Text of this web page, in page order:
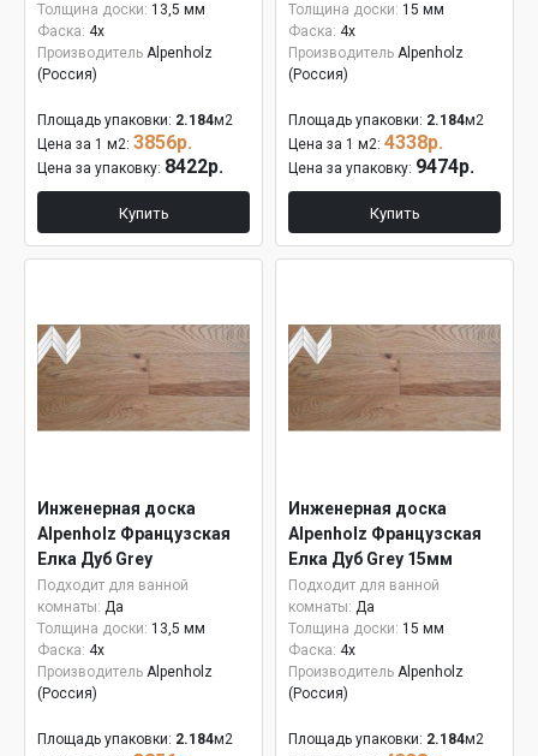
Толщина доски: 13,5 мм
Фаска: 4x
Производитель Alpenholz
(Россия)
Площадь упаковки: 2.184м2
Цена за 1 м2: 3856р.
Цена за упаковку: 8422р.
Купить
Толщина доски: 15 мм
Фаска: 4x
Производитель Alpenholz
(Россия)
Площадь упаковки: 2.184м2
Цена за 1 м2: 4338р.
Цена за упаковку: 9474р.
Купить
Инженерная доска
Alpenholz Французская
Елка Дуб Grey
Подходит для ванной
комнаты: Да
Толщина доски: 13,5 мм
Фаска: 4x
Производитель Alpenholz
(Россия)
Площадь упаковки: 2.184м2
Инженерная доска
Alpenholz Французская
Елка Дуб Grey 15мм
Подходит для ванной
комнаты: Да
Толщина доски: 15 мм
Фаска: 4x
Производитель Alpenholz
(Россия)
Площадь упаковки: 2.184м2